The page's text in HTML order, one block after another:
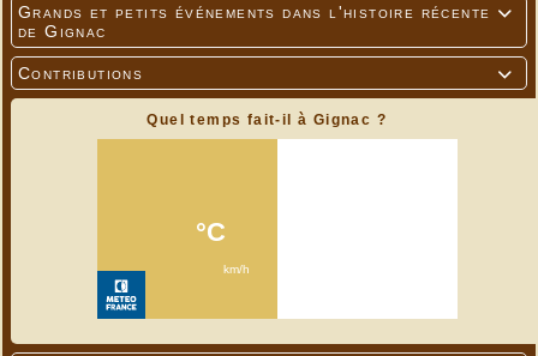

Grands et petits événements dans l'histoire récente
de Gignac

Contributions
Quel temps fait-il à Gignac ?